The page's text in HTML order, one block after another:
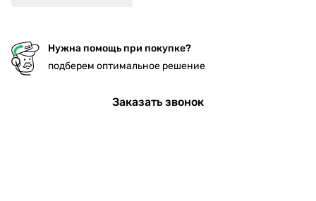
Нужна помощь при покупке?
подберем оптимальное решение
Заказать звонок